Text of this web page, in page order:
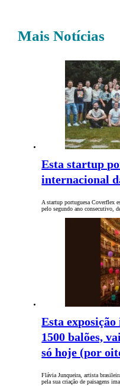
Mais Notícias
Esta startup
internacional
A startup portuguesa Coverflex
pelo segundo ano consecutivo,
Esta
1500 balões,
só hoje (por
Flávia Junqueira, artista
pela sua criação de paisagens